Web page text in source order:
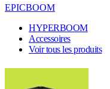
EPICBOOM
HYPERBOOM
Accessoires
Voir tous les produits